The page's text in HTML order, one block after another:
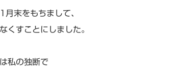
末をもちまして、
くすことにしました。
私の独断で